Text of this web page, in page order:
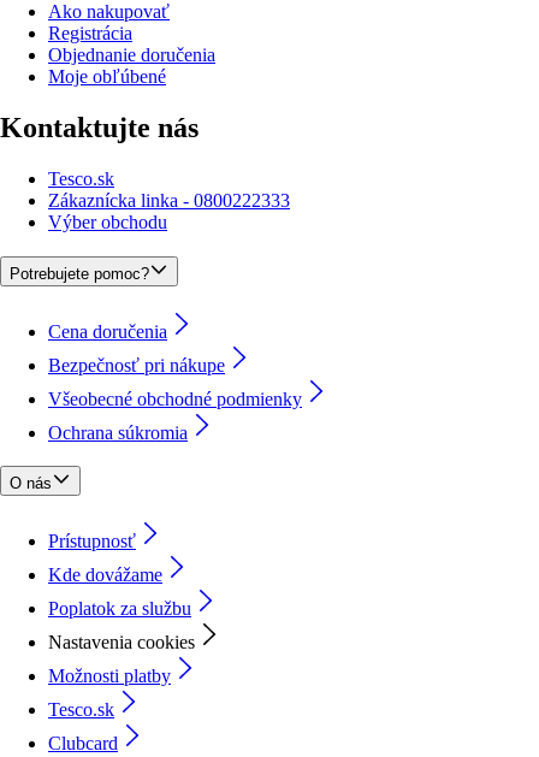
Ako nakupovať
Registrácia
Objednanie doručenia
Moje obľúbené
Kontaktujte nás
Tesco.sk
Zákaznícka linka - 0800222333
Výber obchodu
Potrebujete pomoc?
Cena doručenia
Bezpečnosť pri nákupe
Všeobecné obchodné podmienky
Ochrana súkromia
O nás
Prístupnosť
Kde dovážame
Poplatok za službu
Nastavenia cookies
Možnosti platby
Tesco.sk
Clubcard